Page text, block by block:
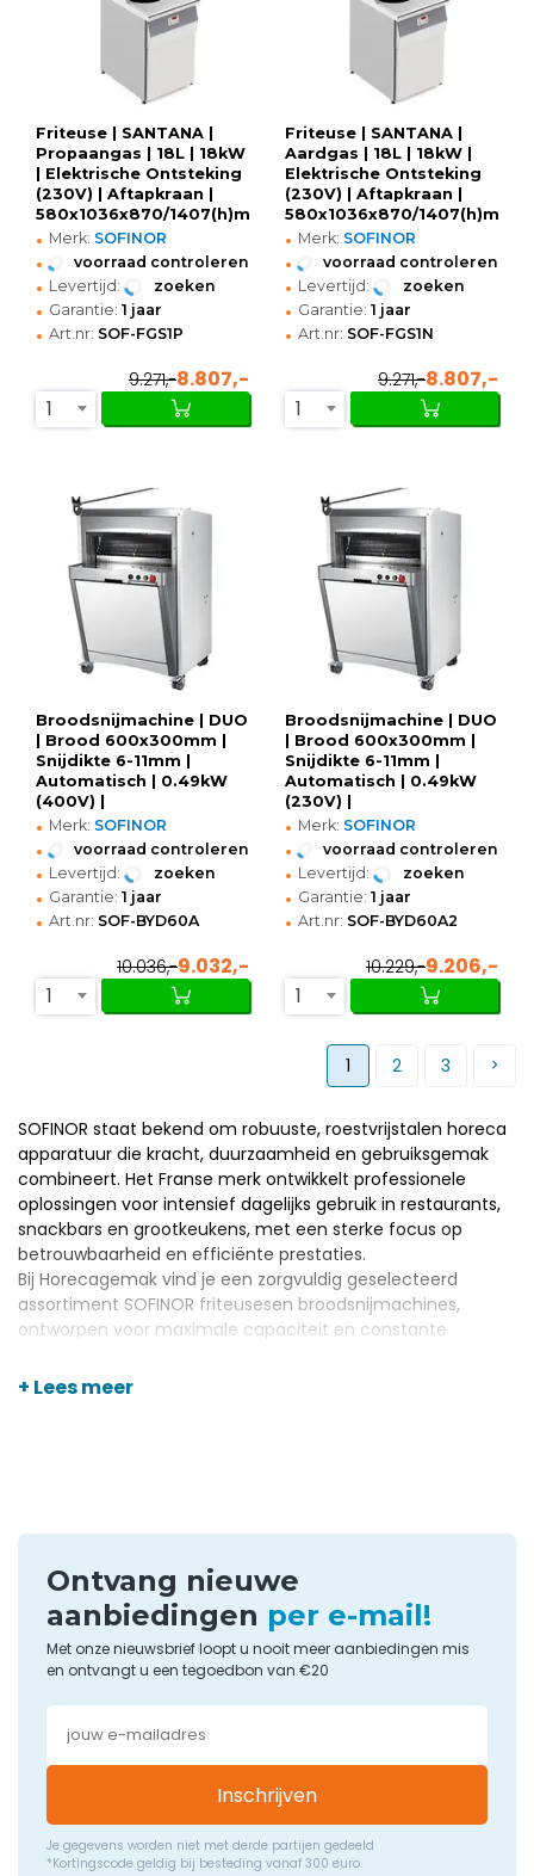
Friteuse | SANTANA |
Propaangas | 18L | 18kW
| Elektrische Ontsteking
(230V) | Aftapkraan |
580x1036x870/1407(h)mm
• Merk: SOFINOR
• voorraad controleren
• Levertijd: zoeken
• Garantie: 1 jaar
• Art.nr: SOF-FGS1P
9.271,-8.807,-
1
Friteuse | SANTANA |
Aardgas | 18L | 18kW |
Elektrische Ontsteking
(230V) | Aftapkraan |
580x1036x870/1407(h)mm
• Merk: SOFINOR
• voorraad controleren
• Levertijd: zoeken
• Garantie: 1 jaar
• Art.nr: SOF-FGS1N
9.271,-8.807,-
1
Broodsnijmachine | DUO
| Brood 600x300mm |
Snijdikte 6-11mm |
Automatisch | 0.49kW
(400V) |
870x750x740/1280(h)mm
• Merk: SOFINOR
• voorraad controleren
• Levertijd: zoeken
• Garantie: 1 jaar
• Art.nr: SOF-BYD60A
10.036,-9.032,-
1
Broodsnijmachine | DUO
| Brood 600x300mm |
Snijdikte 6-11mm |
Automatisch | 0.49kW
(230V) |
870x750x740/1280(h)mm
• Merk: SOFINOR
• voorraad controleren
• Levertijd: zoeken
• Garantie: 1 jaar
• Art.nr: SOF-BYD60A2
10.229,-9.206,-
1
1 2 3
SOFINOR staat bekend om robuuste, roestvrijstalen horeca
apparatuur die kracht, duurzaamheid en gebruiksgemak
combineert. Het Franse merk ontwikkelt professionele
oplossingen voor intensief dagelijks gebruik in restaurants,
snackbars en grootkeukens, met een sterke focus op
betrouwbaarheid en efficiënte prestaties.
Bij Horecagemak vind je een zorgvuldig geselecteerd
assortiment SOFINOR friteusesen broodsnijmachines,
ontworpen voor maximale capaciteit en constante
horeca apparatuur
+ Lees meer
Ontvang nieuwe
aanbiedingen per e-mail!
Met onze nieuwsbrief loopt u nooit meer aanbiedingen mis
en ontvangt u een tegoedbon van €20
Inschrijven
Je gegevens worden niet met derde partijen gedeeld
*Kortingscode geldig bij besteding vanaf 300 euro